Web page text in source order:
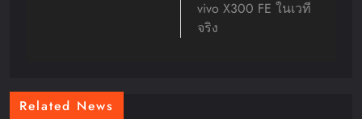
vivo X300 FE ในเวที
จริง
Related News